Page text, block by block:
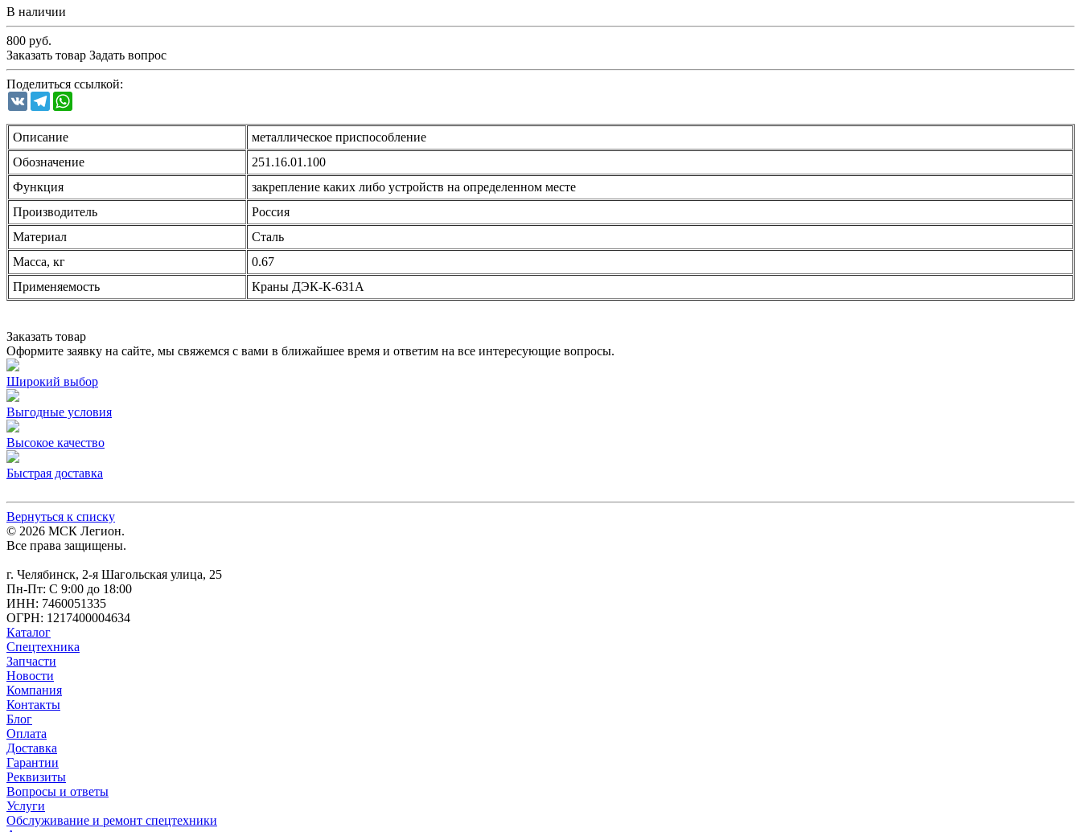
В наличии
800 руб.
Заказать товар Задать вопрос
Поделиться ссылкой:
VK Telegram
Описание
металлическое приспособление
Обозначение
251.16.01.100
Функция
закрепление каких либо устройств на определенном месте
Производитель
Россия
Материал
Сталь
Масса, кг
0.67
Применяемость
Краны ДЭК-К-631А
Заказать товар
Оформите заявку на сайте, мы свяжемся с вами в ближайшее время и ответим на все интересующие вопросы.
Широкий выбор
Выгодные условия
Высокое качество
Быстрая доставка
Вернуться к списку
© 2026 МСК Легион.
Все права защищены.
г. Челябинск, 2-я Шагольская улица, 25
Пн-Пт: С 9:00 до 18:00
ИНН: 7460051335
ОГРН: 1217400004634
Каталог
Спецтехника
Запчасти
Новости
Компания
Контакты
Блог
Оплата
Доставка
Гарантии
Реквизиты
Вопросы и ответы
Услуги
Обслуживание и ремонт спецтехники